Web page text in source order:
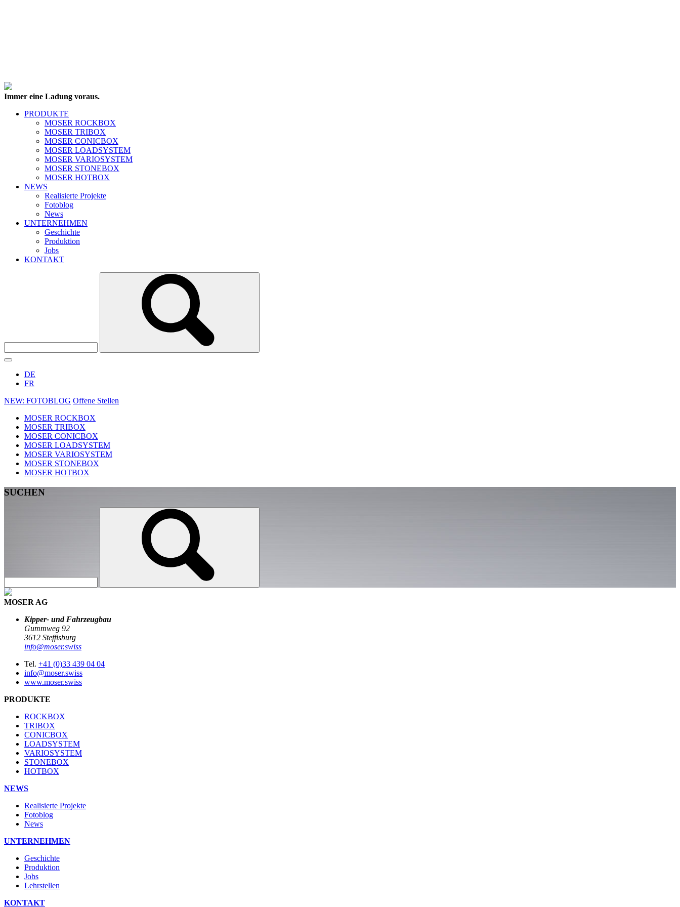
Immer eine Ladung voraus.
PRODUKTE
MOSER ROCKBOX
MOSER TRIBOX
MOSER CONICBOX
MOSER LOADSYSTEM
MOSER VARIOSYSTEM
MOSER STONEBOX
MOSER HOTBOX
NEWS
Realisierte Projekte
Fotoblog
News
UNTERNEHMEN
Geschichte
Produktion
Jobs
KONTAKT
DE
FR
NEW: FOTOBLOG Offene Stellen
MOSER ROCKBOX
MOSER TRIBOX
MOSER CONICBOX
MOSER LOADSYSTEM
MOSER VARIOSYSTEM
MOSER STONEBOX
MOSER HOTBOX
SUCHEN
MOSER AG
Kipper- und Fahrzeugbau
Gummweg 92
3612 Steffisburg
info@moser.swiss
Tel. +41 (0)33 439 04 04
info@moser.swiss
www.moser.swiss
PRODUKTE
ROCKBOX
TRIBOX
CONICBOX
LOADSYSTEM
VARIOSYSTEM
STONEBOX
HOTBOX
NEWS
Realisierte Projekte
Fotoblog
News
UNTERNEHMEN
Geschichte
Produktion
Jobs
Lehrstellen
KONTAKT